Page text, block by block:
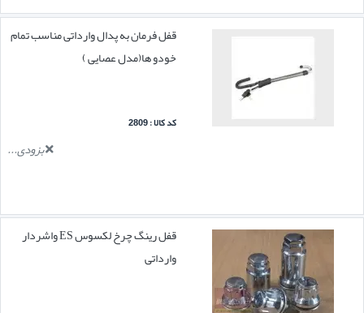
قفل فرمان به پدال وارداتی مناسب تمام
خودو ها(مدل عصایی )
کد کالا : 2809
بزودی...
قفل رینگ چرخ لکسوس ES واشردار
وارداتی